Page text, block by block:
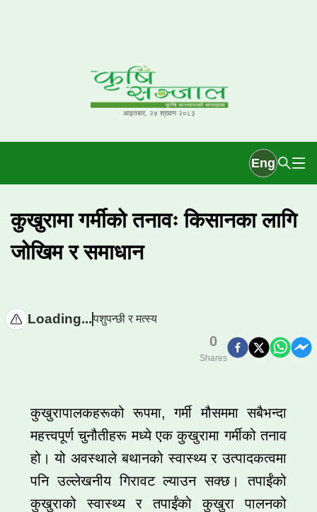
आइतबार, २४ श्रावण २०८३
Eng
कुखुरामा गर्मीको तनावः किसानका लागि
जोखिम र समाधान
Loading...पशुपन्छी र मत्स्य
0
Shares
कुखुरापालकहरूको रूपमा, गर्मी मौसममा सबैभन्दा
महत्त्वपूर्ण चुनौतीहरू मध्ये एक कुखुरामा गर्मीको तनाव
हो। यो अवस्थाले बथानको स्वास्थ्य र उत्पादकत्वमा
पनि उल्लेखनीय गिरावट ल्याउन सक्छ। तपाईंको
कुखुराको स्वास्थ्य र तपाईंको कुखुरा पालनको